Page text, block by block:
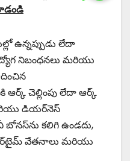
ఉన్నప్పుడు లేదా
నిబంధనలు మరియు
చెల్లింపు లేదా ఆర్క్
డియర్‌నెస్
బోనస్‌ను కలిగి ఉండదు,
వేతనాలు మరియు